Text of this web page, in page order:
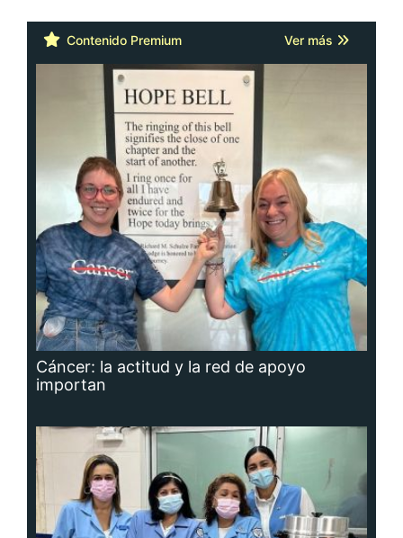
Contenido Premium Ver más
Cáncer: la actitud y la red de apoyo
importan